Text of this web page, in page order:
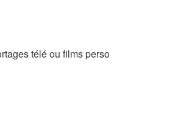
télé ou films perso